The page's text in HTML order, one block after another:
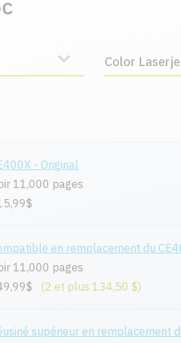
Color
- Original
11,000 pages
en remplacement du
11,000 pages
(2 et plus 134,50 $)
supérieur en remplacement